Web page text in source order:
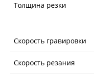
Толщина резки
Скорость гравировки
Скорость резания